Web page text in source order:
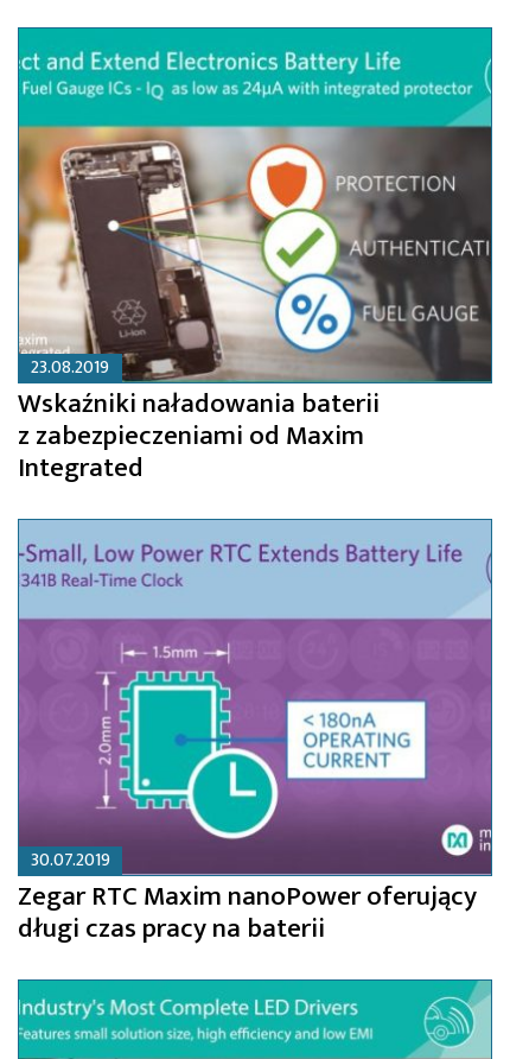
23.08.2019
Wskaźniki naładowania baterii
z zabezpieczeniami od Maxim
Integrated
30.07.2019
Zegar RTC Maxim nanoPower oferujący
długi czas pracy na baterii